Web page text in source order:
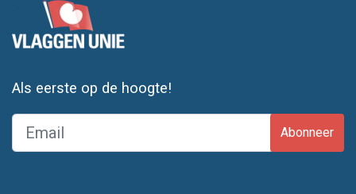
Als eerste op de hoogte!
Abonneer